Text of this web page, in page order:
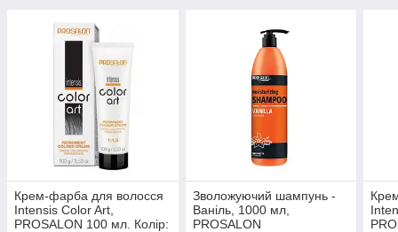
Крем-фарба для волосся
Intensis Color Art,
PROSALON 100 мл. Колір:
Зволожуючий шампунь -
Ваніль, 1000 мл,
PROSALON